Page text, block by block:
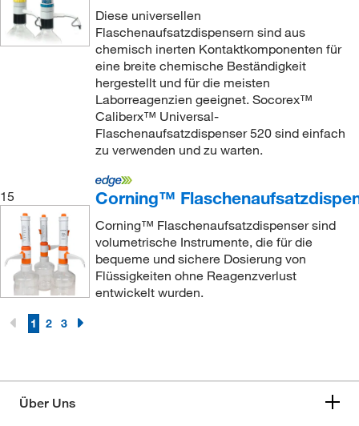
Diese universellen
Flaschenaufsatzdispensern sind aus
chemisch inerten Kontaktkomponenten für
eine breite chemische Beständigkeit
hergestellt und für die meisten
Laborreagenzien geeignet. Socorex™
Caliberx™ Universal-
Flaschenaufsatzdispenser 520 sind einfach
zu verwenden und zu warten.
15 Corning™
Corning™ Flaschenaufsatzdispenser sind
volumetrische Instrumente, die für die
bequeme und sichere Dosierung von
Flüssigkeiten ohne Reagenzverlust
entwickelt wurden.
1 2 3
Über Uns